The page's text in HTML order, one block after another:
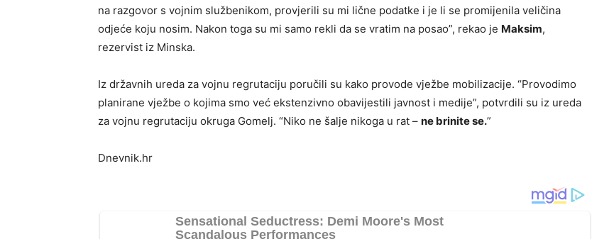
na razgovor s vojnim službenikom, provjerili su mi lične podatke i je li se promijenila veličina
odjeće koju nosim. Nakon toga su mi samo rekli da se vratim na posao”, rekao je Maksim,
rezervist iz Minska.
Iz državnih ureda za vojnu regrutaciju poručili su kako provode vježbe mobilizacije. “Provodimo
planirane vježbe o kojima smo već ekstenzivno obavijestili javnost i medije”, potvrdili su iz ureda
za vojnu regrutaciju okruga Gomelj. “Niko ne šalje nikoga u rat – ne brinite se.”
Dnevnik.hr